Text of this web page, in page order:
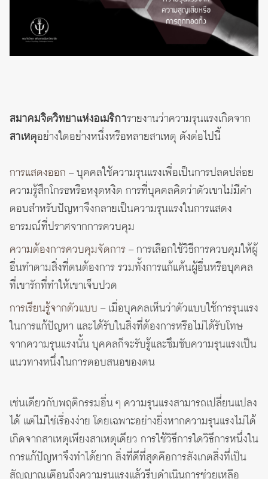
สมาคมจิตวิทยาแห่งอเมริการายงานว่าความรุนแรงเกิดจาก
สาเหตุอย่างใดอย่างหนึ่งหรือหลายสาเหตุ ดังต่อไปนี้
การแสดงออก – บุคคลใช้ความรุนแรงเพื่อเป็นการปลดปล่อย
ความรู้สึกโกรธหรือหงุดหงิด การที่บุคคลคิดว่าตัวเขาไม่มีคำ
ตอบสำหรับปัญหาจึงกลายเป็นความรุนแรงในการแสดง
อารมณ์ที่ปราศจากการควบคุม
ความต้องการควบคุมจัดการ– การเลือกใช้วิธีการควบคุมให้ผู้
อื่นทำตามสิ่งที่ตนต้องการ รวมทั้งการแก้แค้นผู้อื่นหรือบุคคล
ที่เขารักที่ทำให้เขาเจ็บปวด
การเรียนรู้จากตัวแบบ – เมื่อบุคคลเห็นว่าตัวแบบใช้การรุนแรง
ในการแก้ปัญหา และได้รับในสิ่งที่ต้องการหรือไม่ได้รับโทษ
จากความรุนแรงนั้น บุคคลก็จะรับรู้และซึมซับความรุนแรงเป็น
แนวทางหนึ่งในการตอบสนอของตน
เช่นเดียวกับพฤติกรรมอื่น ๆ ความรุนแรงสามารถเปลี่ยนแปลง
ได้ แต่ไม่ใช่เรื่องง่าย โดยเฉพาะอย่างยิ่งหากความรุนแรงไม่ได้
เกิดจากสาเหตุเพียงสาเหตุเดียว การใช้วิธีการใดวิธีการหนึ่งใน
การแก้ปัญหาจึงทำได้ยาก สิ่งที่ดีที่สุดคือการสังเกตสิ่งที่เป็น
สัญญาณเตือนถึงความรุนแรงแล้วรีบดำเนินการช่วยเหลือ